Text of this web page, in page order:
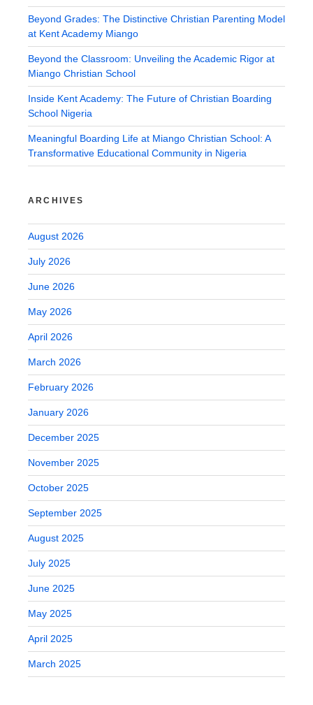
Beyond Grades: The Distinctive Christian Parenting Model
at Kent Academy Miango
Beyond the Classroom: Unveiling the Academic Rigor at
Miango Christian School
Inside Kent Academy: The Future of Christian Boarding
School Nigeria
Meaningful Boarding Life at Miango Christian School: A
Transformative Educational Community in Nigeria
ARCHIVES
August 2026
July 2026
June 2026
May 2026
April 2026
March 2026
February 2026
January 2026
December 2025
November 2025
October 2025
September 2025
August 2025
July 2025
June 2025
May 2025
April 2025
March 2025